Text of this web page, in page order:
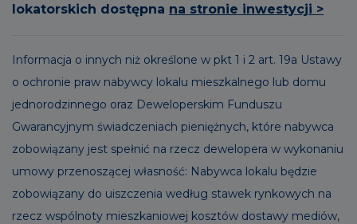
lokatorskich dostępna na stronie inwestycji >
Informacja o innych niż określone w pkt 1 i 2 art. 19a Ustawy
o ochronie praw nabywcy lokalu mieszkalnego lub domu
jednorodzinnego oraz Deweloperskim Funduszu
Gwarancyjnym świadczeniach pieniężnych, które nabywca
zobowiązany jest spełnić na rzecz dewelopera w wykonaniu
umowy przenoszącej własność: Nabywca lokalu będzie
zobowiązany do uiszczenia według stawek rynkowych na
rzecz wspólnoty mieszkaniowej kosztów dostawy mediów,